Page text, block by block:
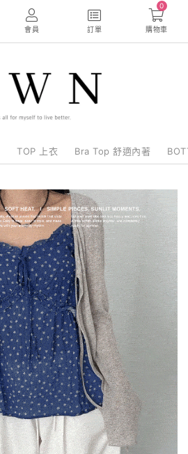
會員 訂單
0
購物車
TOP 上衣 Bra Top 舒適內著